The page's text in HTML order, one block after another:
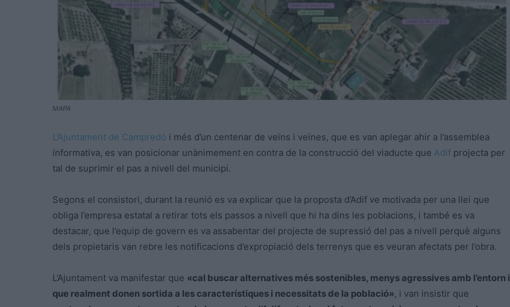
MAPA
L’Ajuntament de Campredó i més d’un centenar de veïns i veïnes, que es van aplegar ahir a l’assemblea
informativa, es van posicionar unànimement en contra de la construcció del viaducte que Adif projecta per
tal de suprimir el pas a nivell del municipi.
Segons el consistori, durant la reunió es va explicar que la proposta d’Adif ve motivada per una llei que
obliga l’empresa estatal a retirar tots els passos a nivell que hi ha dins les poblacions, i també es va
destacar, que l’equip de govern es va assabentar del projecte de supressió del pas a nivell perquè alguns
dels propietaris van rebre les notificacions d’expropiació dels terrenys que es veuran afectats per l’obra.
L’Ajuntament va manifestar que «cal buscar alternatives més sostenibles, menys agressives amb l’entorn i
que realment donen sortida a les característiques i necessitats de la població», i van insistir que